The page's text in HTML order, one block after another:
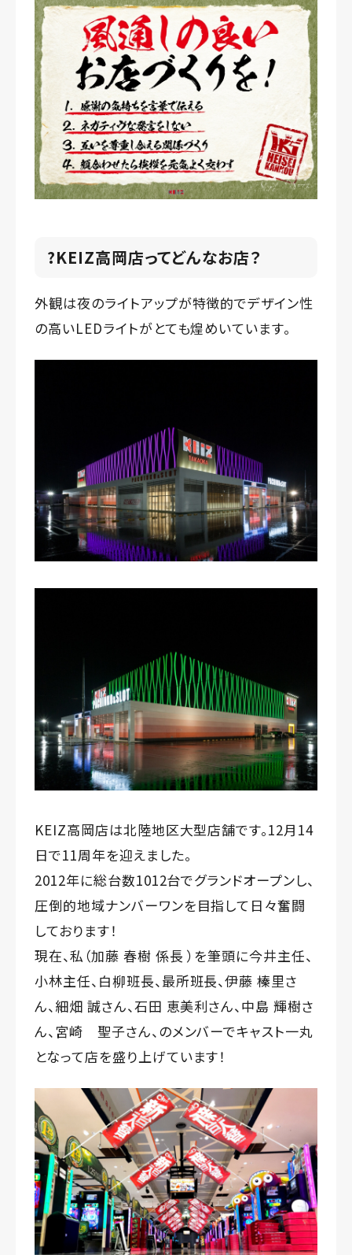
?KEIZ高岡店ってどんなお店？
外観は夜のライトアップが特徴的でデザイン性
の高いLEDライトがとても煌めいています。
KEIZ高岡店は北陸地区大型店舗です。12月14
日で11周年を迎えました。
2012年に総台数1012台でグランドオープンし、
圧倒的地域ナンバーワンを目指して日々奮闘
しております！
現在、私（加藤 春樹 係長 ）を筆頭に今井主任、
小林主任、白柳班長、最所班長、伊藤 榛里さ
ん、細畑 誠さん、石田 恵美利さん、中島 輝樹さ
ん、宮崎 聖子さん、のメンバーでキャスト一丸
となって店を盛り上げています！